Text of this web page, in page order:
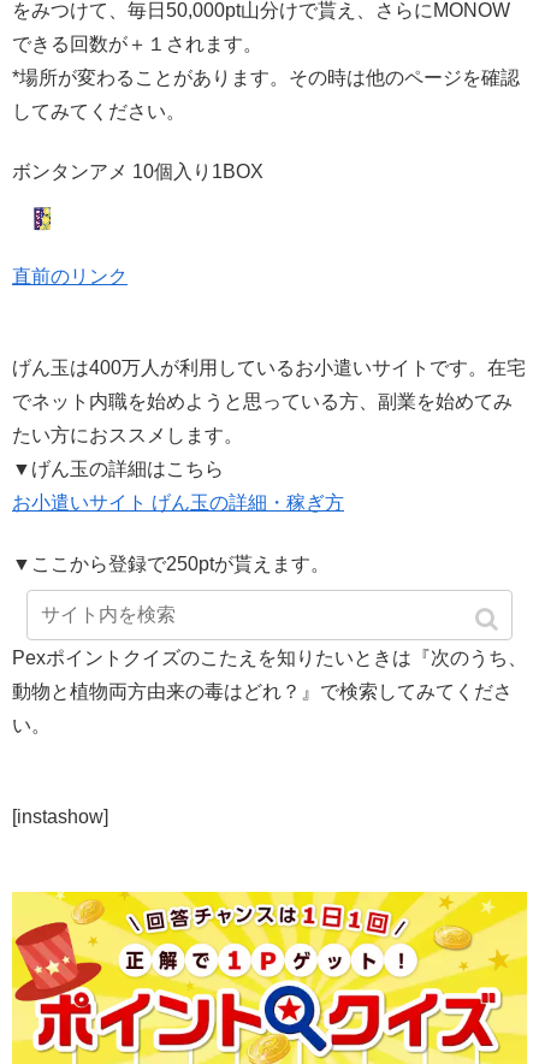
をみつけて、毎日50,000pt山分けで貰え、さらにMONOW
できる回数が＋１されます。
*場所が変わることがあります。その時は他のページを確認
してみてください。
ボンタンアメ 10個入り1BOX
直前のリンク
げん玉は400万人が利用しているお小遣いサイトです。在宅
でネット内職を始めようと思っている方、副業を始めてみ
たい方におススメします。
▼げん玉の詳細はこちら
お小遣いサイト げん玉の詳細・稼ぎ方
▼ここから登録で250ptが貰えます。
Pexポイントクイズのこたえを知りたいときは『次のうち、
動物と植物両方由来の毒はどれ？』で検索してみてくださ
い。
[instashow]